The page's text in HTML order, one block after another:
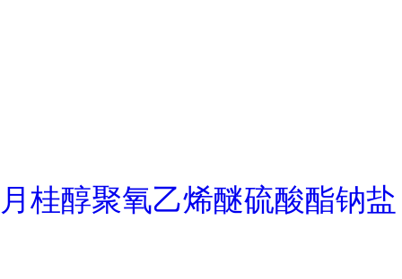
月桂醇聚氧乙烯醚硫酸酯钠盐